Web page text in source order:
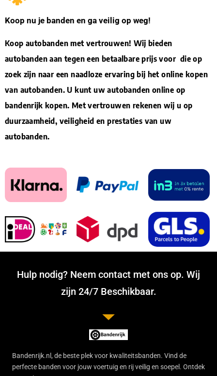
Koop nu je banden en ga veilig op weg!
Koop autobanden met vertrouwen! Wij bieden
autobanden aan tegen een betaalbare prijs voor die op
zoek zijn naar een naadloze ervaring bij het online kopen
van autobanden. U kunt uw autobanden online op
bandenrijk kopen. Met vertrouwen rekenen wij u op
duurzaamheid, veiligheid en prestaties van uw
autobanden.
Hulp nodig? Neem contact met ons op. Wij
zijn 24/7 Beschikbaar.
Bandenrijk.nl, de beste plek voor kwaliteitsbanden. Vind de
perfecte banden voor jouw voertuig en rij veilig en soepel. Ontdek